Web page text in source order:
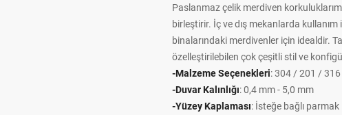
Paslanmaz çelik merdiven
birleştirir. İç ve dış mekanlarda
binalarındaki merdivenler için idealdir.
özelleştirilebilen çok çeşitli stil ve
-Malzeme Seçenekleri: 304 / 201 /
-Duvar Kalınlığı: 0,4 mm - 5,0 mm
-Yüzey Kaplaması: İsteğe bağlı